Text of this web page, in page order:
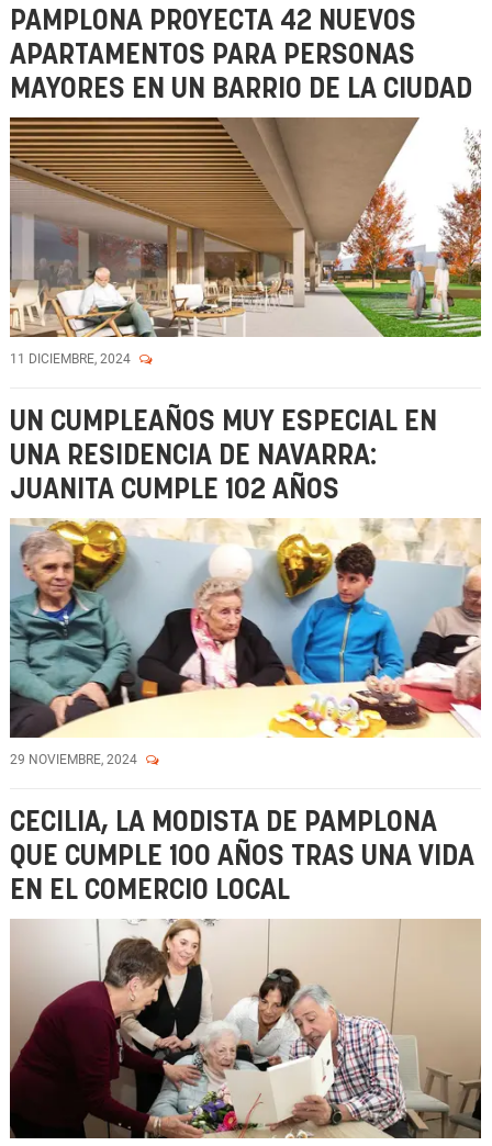
PAMPLONA PROYECTA 42 NUEVOS
APARTAMENTOS PARA PERSONAS
MAYORES EN UN BARRIO DE LA CIUDAD
11 DICIEMBRE, 2024
UN CUMPLEAÑOS MUY ESPECIAL EN
UNA RESIDENCIA DE NAVARRA:
JUANITA CUMPLE 102 AÑOS
29 NOVIEMBRE, 2024
CECILIA, LA MODISTA DE PAMPLONA
QUE CUMPLE 100 AÑOS TRAS UNA VIDA
EN EL COMERCIO LOCAL